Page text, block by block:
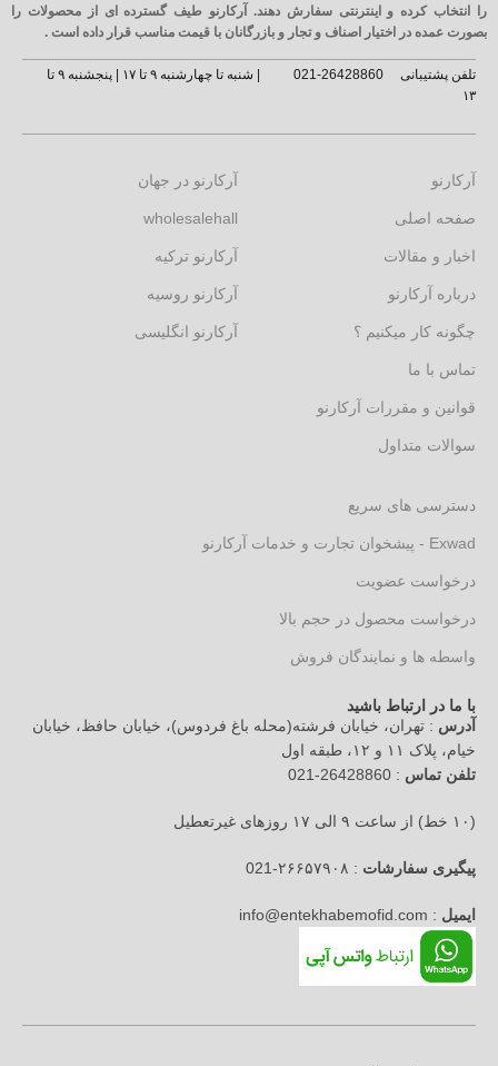
را انتخاب کرده و اینترنتی سفارش دهند. آرکارنو طیف گسترده ای از محصولات را
بصورت عمده در اختیار اصناف و تجار و بازرگانان با قیمت مناسب قرار داده است .
تلفن پشتیبانی 26428860-021
| شنبه تا چهارشنبه ۹ تا ۱۷ | پنجشنبه ۹ تا
۱۳
آرکارنو
صفحه اصلی
اخبار و مقالات
درباره آرکارنو
چگونه کار میکنیم ؟
تماس با ما
قوانین و مقررات آرکارنو
سوالات متداول
آرکارنو در جهان
wholesalehall
آرکارنو ترکیه
آرکارنو روسیه
آرکارنو انگلیسی
دسترسی های سریع
Exwad - پیشخوان تجارت و خدمات آرکارنو
درخواست عضویت
درخواست محصول در حجم بالا
واسطه ها و نمایندگان فروش
با ما در ارتباط باشید
آدرس : تهران، خیابان فرشته(محله باغ فردوس)، خیابان حافظ، خیابان
خیام، پلاک ۱۱ و ۱۲، طبقه اول
تلفن تماس : 26428860-021
(۱۰ خط) از ساعت ۹ الی ۱۷ روزهای غیرتعطیل
پیگیری سفارشات : ۲۶۶۵۷۹۰۸-021
ایمیل : info@entekhabemofid.com